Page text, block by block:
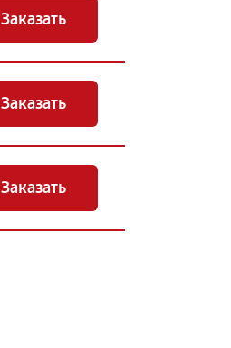
Заказать
Заказать
Заказать